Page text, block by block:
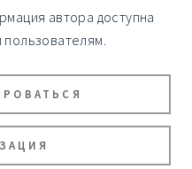
автора доступна